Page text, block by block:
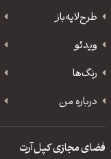
طرح‌لایه‌باز
ویدئو
رنگ‌ها
درباره من
فضای مجازی کپل‌آرت